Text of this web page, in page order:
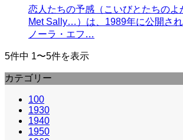
恋人たちの予感（こいびとたちのよ
Met Sally…）は、1989年に公開され
ノーラ・エフ…
5件中 1〜5件を表示
カテゴリー
100
1930
1940
1950